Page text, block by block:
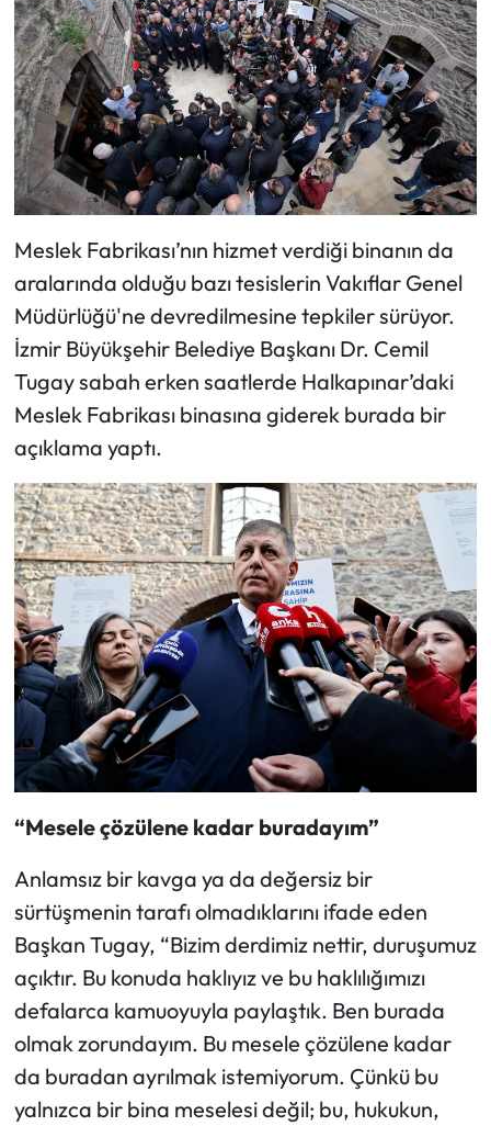
Meslek Fabrikası’nın hizmet verdiği binanın da
aralarında olduğu bazı tesislerin Vakıflar Genel
Müdürlüğü'ne devredilmesine tepkiler sürüyor.
İzmir Büyükşehir Belediye Başkanı Dr. Cemil
Tugay sabah erken saatlerde Halkapınar’daki
Meslek Fabrikası binasına giderek burada bir
açıklama yaptı.
“Mesele çözülene kadar buradayım”
Anlamsız bir kavga ya da değersiz bir
sürtüşmenin tarafı olmadıklarını ifade eden
Başkan Tugay, “Bizim derdimiz nettir, duruşumuz
açıktır. Bu konuda haklıyız ve bu haklılığımızı
defalarca kamuoyuyla paylaştık. Ben burada
olmak zorundayım. Bu mesele çözülene kadar
da buradan ayrılmak istemiyorum. Çünkü bu
yalnızca bir bina meselesi değil; bu, hukukun,